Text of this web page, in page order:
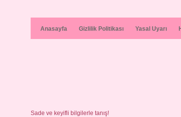
Anasayfa Gizlilik Politikası Yasal Uyarı
Sade ve keyifli bilgilerle tanış!